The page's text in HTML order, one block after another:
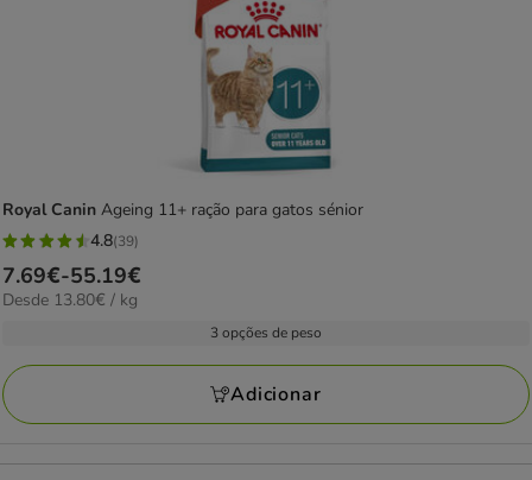
Royal Canin Ageing 11+ ração para gatos sénior
4.8
estrelas
com
avaliações
4.8(39)
Preço
de
55.19€
7.69€-55.19€
13.80€
Desde 13.80€ / kg
3 opções de peso
Adicionar